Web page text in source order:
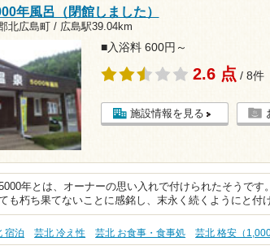
年風呂（閉館しました）
北広島町 / 広島駅39.04km
■入浴料 600円～
2.6 点 / 8件
施設情報を見る
年とは、オーナーの思い入れで付けられたそうです
も朽ち果てないことに感銘し、末永く続くようにと付
宿泊 芸北 冷え性 芸北 お食事・食事処 芸北 格安（